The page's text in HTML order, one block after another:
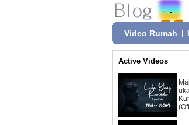
Video Rumah
Active Videos